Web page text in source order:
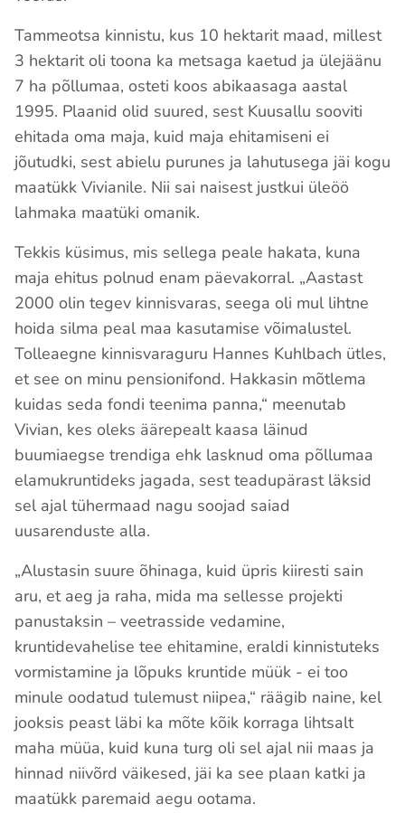
Tammeotsa kinnistu, kus 10 hektarit maad, millest
3 hektarit oli toona ka metsaga kaetud ja ülejäänu
7 ha põllumaa, osteti koos abikaasaga aastal
1995. Plaanid olid suured, sest Kuusallu sooviti
ehitada oma maja, kuid maja ehitamiseni ei
jõutudki, sest abielu purunes ja lahutusega jäi kogu
maatükk Vivianile. Nii sai naisest justkui üleöö
lahmaka maatüki omanik.
Tekkis küsimus, mis sellega peale hakata, kuna
maja ehitus polnud enam päevakorral. „Aastast
2000 olin tegev kinnisvaras, seega oli mul lihtne
hoida silma peal maa kasutamise võimalustel.
Tolleaegne kinnisvaraguru Hannes Kuhlbach ütles,
et see on minu pensionifond. Hakkasin mõtlema
kuidas seda fondi teenima panna,“ meenutab
Vivian, kes oleks äärepealt kaasa läinud
buumiaegse trendiga ehk lasknud oma põllumaa
elamukruntideks jagada, sest teadupärast läksid
sel ajal tühermaad nagu soojad saiad
uusarenduste alla.
„Alustasin suure õhinaga, kuid üpris kiiresti sain
aru, et aeg ja raha, mida ma sellesse projekti
panustaksin – veetrasside vedamine,
kruntidevahelise tee ehitamine, eraldi kinnistuteks
vormistamine ja lõpuks kruntide müük - ei too
minule oodatud tulemust niipea,“ räägib naine, kel
jooksis peast läbi ka mõte kõik korraga lihtsalt
maha müüa, kuid kuna turg oli sel ajal nii maas ja
hinnad niivõrd väikesed, jäi ka see plaan katki ja
maatükk paremaid aegu ootama.